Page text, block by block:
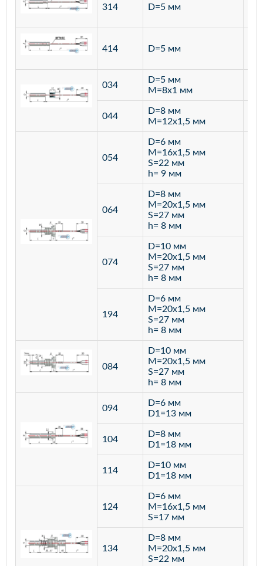
314 D=5 мм
414 D=5 мм
034
D=5 мм
M=8х1 мм
044
D=8 мм
M=12х1,5 мм
054
D=6 мм
M=16х1,5 мм
S=22 мм
h= 9 мм
064
D=8 мм
M=20х1,5 мм
S=27 мм
h= 8 мм
074
D=10 мм
M=20х1,5 мм
S=27 мм
h= 8 мм
194
D=6 мм
M=20х1,5 мм
S=27 мм
h= 8 мм
084
D=10 мм
M=20х1,5 мм
S=27 мм
h= 8 мм
094
D=6 мм
D1=13 мм
104
D=8 мм
D1=18 мм
114
D=10 мм
D1=18 мм
124
D=6 мм
M=16х1,5 мм
S=17 мм
134
D=8 мм
M=20х1,5 мм
S=22 мм